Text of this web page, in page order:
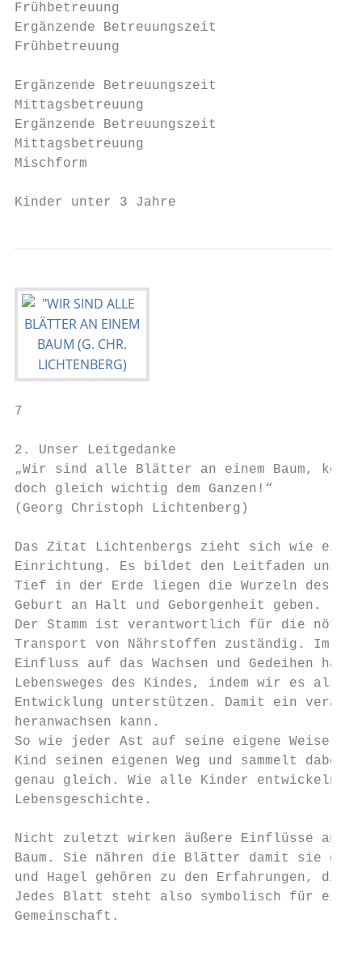
Frühbetreuung
Ergänzende Betreuungszeit
Frühbetreuung
Ergänzende Betreuungszeit
Mittagsbetreuung
Ergänzende Betreuungszeit
Mittagsbetreuung
Mischform
Kinder unter 3 Jahre
7
2. Unser Leitgedanke
„Wir sind alle Blätter an einem Baum,
doch gleich wichtig dem Ganzen!“
(Georg Christoph Lichtenberg)
Das Zitat Lichtenbergs zieht sich wie ein
Einrichtung. Es bildet den Leitfaden
Tief in der Erde liegen die Wurzeln des
Geburt an Halt und Geborgenheit geben.
Der Stamm ist verantwortlich für die
Transport von Nährstoffen zuständig. Im
Einfluss auf das Wachsen und Gedeihen
Lebensweges des Kindes, indem wir es als
Entwicklung unterstützen. Damit ein
heranwachsen kann.
So wie jeder Ast auf seine eigene Weise
Kind seinen eigenen Weg und sammelt
genau gleich. Wie alle Kinder entwickeln
Lebensgeschichte.
Nicht zuletzt wirken äußere Einflüsse auf
Baum. Sie nähren die Blätter damit sie
und Hagel gehören zu den Erfahrungen, die
Jedes Blatt steht also symbolisch für ein
Gemeinschaft.